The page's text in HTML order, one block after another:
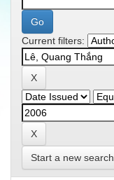
Current filters:
Start a new search